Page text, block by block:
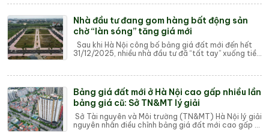
Nhà đầu tư đang gom hàng bất động sản
chờ “làn sóng” tăng giá mới
Sau khi Hà Nội công bố bảng giá đất mới đến hết
31/12/2025, nhiều nhà đầu tư đã “tất tay” xuống tiền
Bảng giá đất mới ở Hà Nội cao gấp nhiều lần
bảng giá cũ: Sở TN&MT lý giải
Sở Tài nguyên và Môi trường (TN&MT) Hà Nội lý giải
nguyên nhân điều chỉnh bảng giá đất mới cao gấp 2